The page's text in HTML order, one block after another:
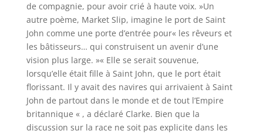
de compagnie, pour avoir crié à haute voix. »Un
autre poème, Market Slip, imagine le port de Saint
John comme une porte d’entrée pour« les rêveurs et
les bâtisseurs… qui construisent un avenir d’une
vision plus large. »« Elle se serait souvenue,
lorsqu’elle était fille à Saint John, que le port était
florissant. Il y avait des navires qui arrivaient à Saint
John de partout dans le monde et de tout l’Empire
britannique « , a déclaré Clarke. Bien que la
discussion sur la race ne soit pas explicite dans les